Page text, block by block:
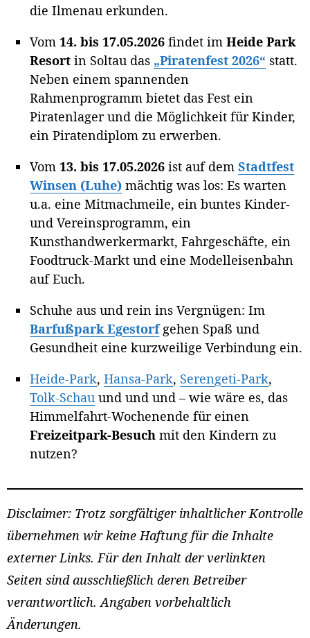
die Ilmenau erkunden.
Vom14. bis 17.05.2026 findet imHeide Park
Resort in Soltau das „Piratenfest 2026“ statt.
Neben einem spannenden
Rahmenprogramm bietet das Fest ein
Piratenlager und die Möglichkeit für Kinder,
ein Piratendiplom zu erwerben.
Vom13. bis 17.05.2026 ist auf demStadtfest
Winsen (Luhe) mächtig was los: Es warten
u.a. eine Mitmachmeile, ein buntes Kinder-
und Vereinsprogramm, ein
Kunsthandwerkermarkt, Fahrgeschäfte, ein
Foodtruck-Markt und eine Modelleisenbahn
auf Euch.
Schuhe aus und rein ins Vergnügen: Im
Barfußpark Egestorfgehen Spaß und
Gesundheit eine kurzweilige Verbindung ein.
Heide-Park,Hansa-Park, Serengeti-Park,
Tolk-Schau und und und – wie wäre es, das
Himmelfahrt-Wochenende für einen
Freizeitpark-Besuch mit den Kindern zu
nutzen?
Disclaimer: Trotz sorgfältiger inhaltlicher Kontrolle
übernehmen wir keine Haftung für die Inhalte
externer Links. Für den Inhalt der verlinkten
Seiten sind ausschließlich deren Betreiber
verantwortlich. Angaben vorbehaltlich
Änderungen.